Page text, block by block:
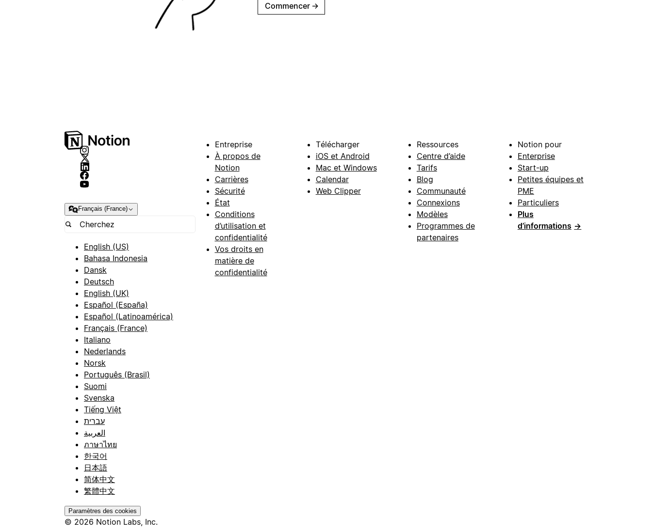
Commencer →
Français (France)
English (US)
Bahasa Indonesia
Dansk
Deutsch
English (UK)
Español (España)
Español (Latinoamérica)
Français (France)
Italiano
Nederlands
Norsk
Português (Brasil)
Suomi
Svenska
Tiếng Việt
עברית
العربية
ภาษาไทย
한국어
日本語
简体中文
繁體中文
Paramètres des cookies
© 2026 Notion Labs, Inc.
Entreprise
À propos de
Notion
Carrières
Sécurité
État
Conditions
d’utilisation et
confidentialité
Vos droits en
matière de
confidentialité
Télécharger
iOS et Android
Mac et Windows
Calendar
Web Clipper
Ressources
Centre d’aide
Tarifs
Blog
Communauté
Connexions
Modèles
Programmes de
partenaires
Notion pour
Enterprise
Start-up
Petites équipes et
PME
Particuliers
Plus
d’informations →